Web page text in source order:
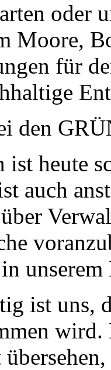
oder
Moore,
für
den
heute
auch
unserem
ist uns,